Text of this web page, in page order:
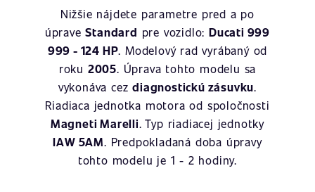
Nižšie nájdete parametre pred a po
úpraveStandard pre vozidlo:Ducati 999
999 - 124 HP. Modelový rad vyrábaný od
roku 2005. Úprava tohto modelu sa
vykonáva cezdiagnostickú zásuvku.
Riadiaca jednotka motora od spoločnosti
Magneti Marelli. Typ riadiacej jednotky
IAW 5AM. Predpokladaná doba úpravy
tohto modelu je 1 - 2 hodiny.